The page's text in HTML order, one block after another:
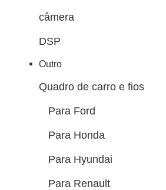
câmera
DSP
Outro
Quadro de carro e fios
Para Ford
Para Honda
Para Hyundai
Para Renault